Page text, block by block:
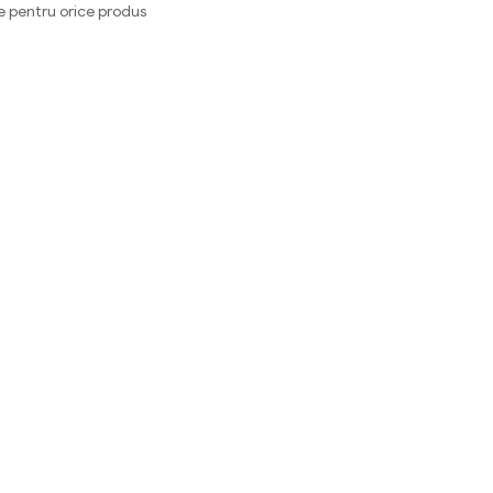
pentru orice produs